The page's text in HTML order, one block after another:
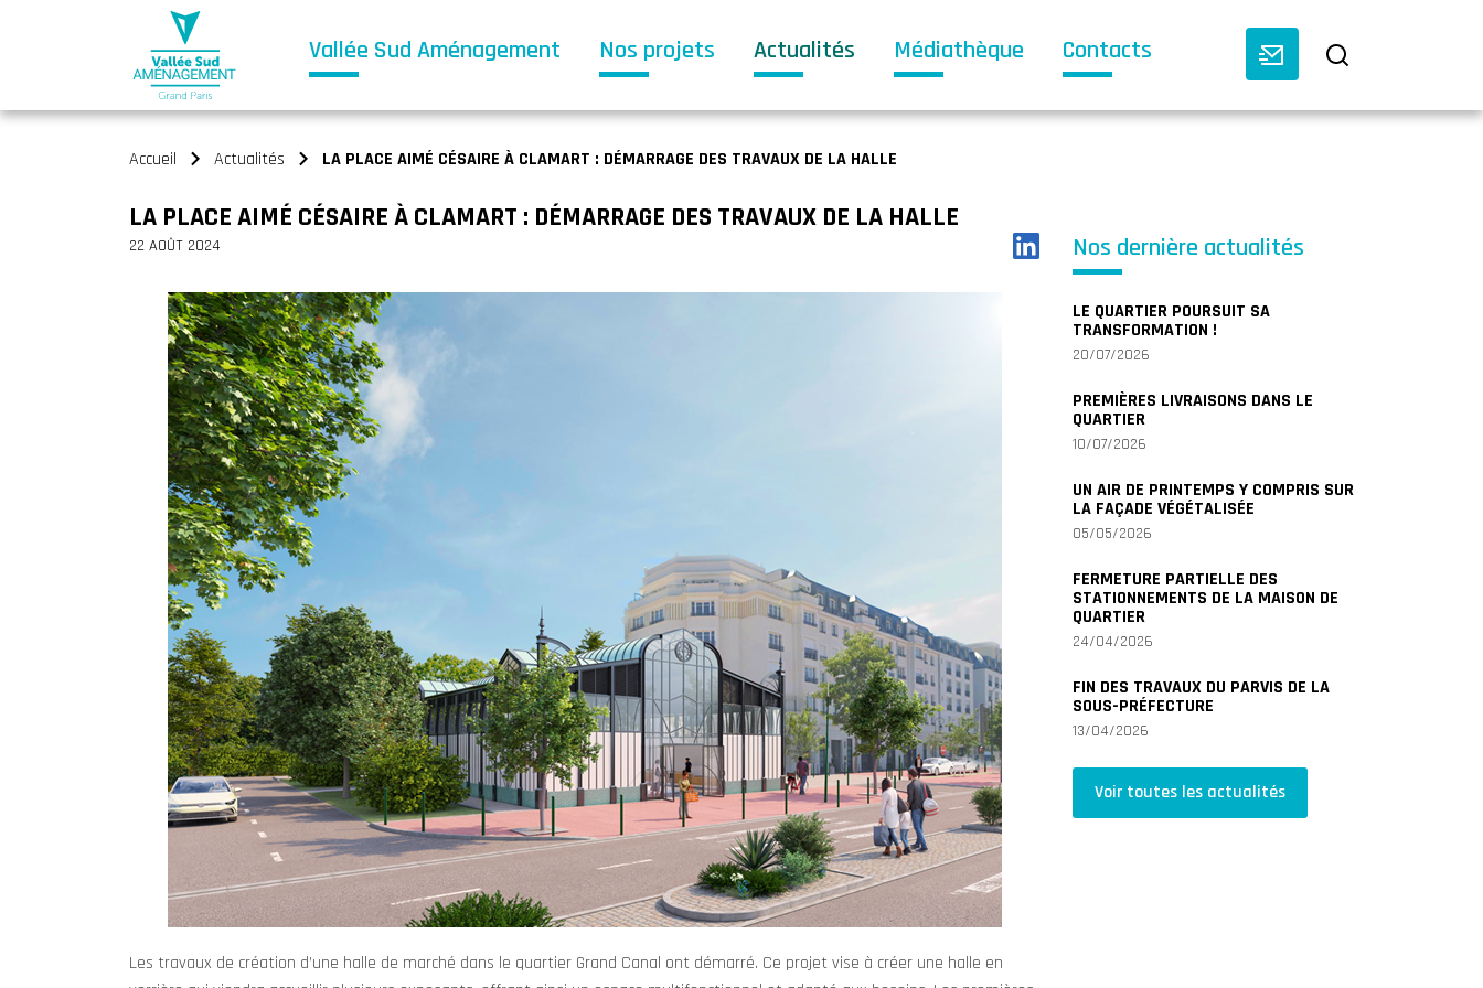
Vallée Sud Aménagement Nos projets Actualités Médiathèque Contacts
Accueil Actualités LA PLACE AIMÉ CÉSAIRE À CLAMART : DÉMARRAGE DES TRAVAUX DE LA HALLE
LA PLACE AIMÉ CÉSAIRE À CLAMART : DÉMARRAGE DES TRAVAUX DE LA HALLE
22 AOÛT 2024
Les travaux de création d’une halle de marché dans le quartier Grand Canal ont démarré. Ce projet vise à créer une halle en
Nos dernière actualités
LE QUARTIER POURSUIT SA
TRANSFORMATION !
20/07/2026
PREMIÈRES LIVRAISONS DANS LE
QUARTIER
10/07/2026
UN AIR DE PRINTEMPS Y COMPRIS SUR
LA FAÇADE VÉGÉTALISÉE
05/05/2026
FERMETURE PARTIELLE DES
STATIONNEMENTS DE LA MAISON DE
QUARTIER
24/04/2026
FIN DES TRAVAUX DU PARVIS DE LA
SOUS-PRÉFECTURE
13/04/2026
Voir toutes les actualités